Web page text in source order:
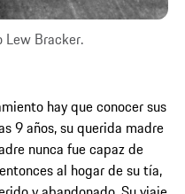
Lew Bracker.
hay que conocer sus
9 años, su querida madre
nunca fue capaz de
al hogar de su tía,